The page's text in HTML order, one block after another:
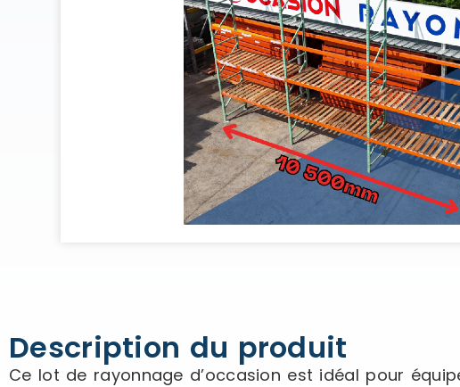
Description du produit
Ce lot de rayonnage d’occasion est idéal pour